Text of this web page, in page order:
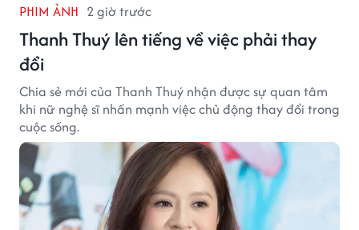
PHIM ẢNH 2 giờ trước
Thanh Thuý lên tiếng về việc phải thay
đổi
Chia sẻ mới của Thanh Thuý nhận được sự quan tâm
khi nữ nghệ sĩ nhấn mạnh việc chủ động thay đổi trong
cuộc sống.